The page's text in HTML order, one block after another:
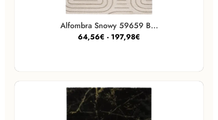
Alfombra Snowy 59659 B...
64,56€ - 197,98€